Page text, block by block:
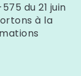
du 21 juin
à la